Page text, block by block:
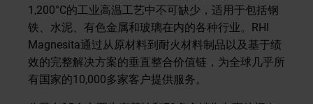
1,200°C的工业高温工艺中不可缺少，适用于包括钢
铁、水泥、有色金属和玻璃在内的各种行业。RHI
Magnesita通过从原材料到耐火材料制品以及基于绩
效的完整解决方案的垂直整合价值链，为全球几乎所
有国家的10,000多家客户提供服务。